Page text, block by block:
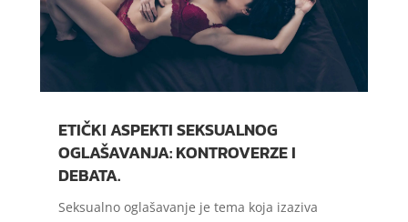
ETIČKI ASPEKTI SEKSUALNOG
OGLAŠAVANJA: KONTROVERZE I
DEBATA.
Seksualno oglašavanje je tema koja izaziva